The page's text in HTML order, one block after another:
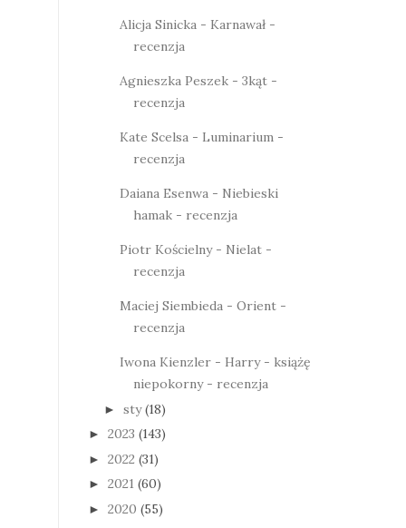
Alicja Sinicka - Karnawał -
recenzja
Agnieszka Peszek - 3kąt -
recenzja
Kate Scelsa - Luminarium -
recenzja
Daiana Esenwa - Niebieski
hamak - recenzja
Piotr Kościelny - Nielat -
recenzja
Maciej Siembieda - Orient -
recenzja
Iwona Kienzler - Harry - książę
niepokorny - recenzja
► sty (18)
► 2023 (143)
► 2022 (31)
► 2021 (60)
► 2020 (55)